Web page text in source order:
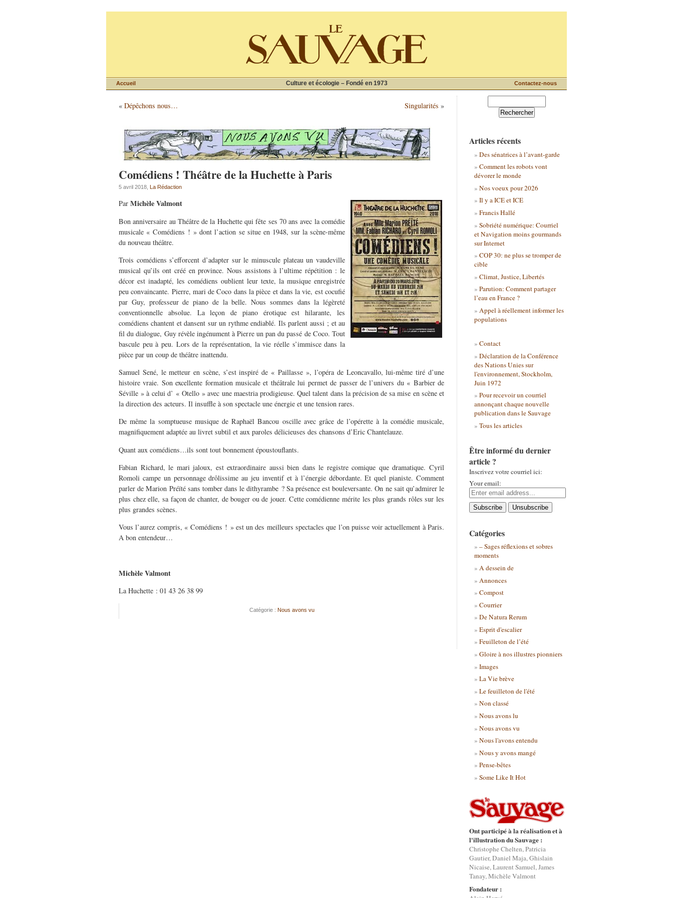
Culture et écologie – Fondé en 1973
Accueil Contactez-nous
« Dépêchons nous… Singularités »
Comédiens ! Théâtre de la Huchette à Paris
5 avril 2018, La Rédaction
Par Michèle Valmont
Bon anniversaire au Théâtre de la Huchette qui fête ses 70 ans avec la comédie
musicale « Comédiens ! » dont l’action se situe en 1948, sur la scène-même
du nouveau théâtre.
Trois comédiens s’efforcent d’adapter sur le minuscule plateau un vaudeville
musical qu’ils ont créé en province. Nous assistons à l’ultime répétition : le
décor est inadapté, les comédiens oublient leur texte, la musique enregistrée
peu convaincante. Pierre, mari de Coco dans la pièce et dans la vie, est cocufié
par Guy, professeur de piano de la belle. Nous sommes dans la légèreté
conventionnelle absolue. La leçon de piano érotique est hilarante, les
comédiens chantent et dansent sur un rythme endiablé. Ils parlent aussi ; et au
fil du dialogue, Guy révèle ingénument à Pierre un pan du passé de Coco. Tout
bascule peu à peu. Lors de la représentation, la vie réelle s’immisce dans la
pièce par un coup de théâtre inattendu.
Samuel Sené, le metteur en scène, s’est inspiré de « Paillasse », l’opéra de Leoncavallo, lui-même tiré d’une
histoire vraie. Son excellente formation musicale et théâtrale lui permet de passer de l’univers du « Barbier de
Séville » à celui d’ « Otello » avec une maestria prodigieuse. Quel talent dans la précision de sa mise en scène et
la direction des acteurs. Il insuffle à son spectacle une énergie et une tension rares.
De même la somptueuse musique de Raphaël Bancou oscille avec grâce de l’opérette à la comédie musicale,
magnifiquement adaptée au livret subtil et aux paroles délicieuses des chansons d’Eric Chantelauze.
Quant aux comédiens…ils sont tout bonnement époustouflants.
Fabian Richard, le mari jaloux, est extraordinaire aussi bien dans le registre comique que dramatique. Cyril
Romoli campe un personnage drôlissime au jeu inventif et à l’énergie débordante. Et quel pianiste. Comment
parler de Marion Préïté sans tomber dans le dithyrambe ? Sa présence est bouleversante. On ne sait qu’admirer le
plus chez elle, sa façon de chanter, de bouger ou de jouer. Cette comédienne mérite les plus grands rôles sur les
plus grandes scènes.
Vous l’aurez compris, « Comédiens ! » est un des meilleurs spectacles que l’on puisse voir actuellement à Paris.
A bon entendeur…
Michèle Valmont
La Huchette : 01 43 26 38 99
Catégorie : Nous avons vu
Articles récents
Des sénatrices à l’avant-garde
Comment les robots vont
dévorer le monde
Nos voeux pour 2026
Il y a ICE et ICE
Francis Hallé
Sobriété numérique: Courriel
et Navigation moins gourmands
sur Internet
COP 30: ne plus se tromper de
cible
Climat, Justice, Libertés
Parution: Comment partager
l’eau en France ?
Appel à réellement informer les
populations
Contact
Déclaration de la Conférence
des Nations Unies sur
l'environnement, Stockholm,
Juin 1972
Pour recevoir un courriel
annonçant chaque nouvelle
publication dans le Sauvage
Tous les articles
Être informé du dernier
article ?
Inscrivez votre courriel ici:
Your email:
Catégories
– Sages réflexions et sobres
moments
A dessein de
Annonces
Compost
Courrier
De Natura Rerum
Esprit d'escalier
Feuilleton de l’été
Gloire à nos illustres pionniers
Images
La Vie brève
Le feuilleton de l'été
Non classé
Nous avons lu
Nous avons vu
Nous l'avons entendu
Nous y avons mangé
Pense-bêtes
Some Like It Hot
Ont participé à la réalisation et à
l'illustration du Sauvage :
Christophe Chelten, Patricia
Gautier, Daniel Maja, Ghislain
Nicaise, Laurent Samuel, James
Tanay, Michèle Valmont
Fondateur :